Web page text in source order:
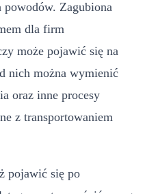
Zagubiona
dla firm
może pojawić się na
nich można wymienić
oraz inne procesy
z transportowaniem
pojawić się po